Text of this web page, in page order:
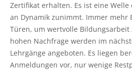
Zertifikat erhalten. Es ist eine
an Dynamik zunimmt. Immer mehr
Türen, um wertvolle
hohen Nachfrage werden im
Lehrgänge angeboten. Es liegen
Anmeldungen vor, nur wenige